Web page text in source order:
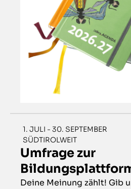
1. JULI - 30. SEPTEMBER
SÜDTIROLWEIT
Umfrage zur
Deine Meinung zählt! Gib